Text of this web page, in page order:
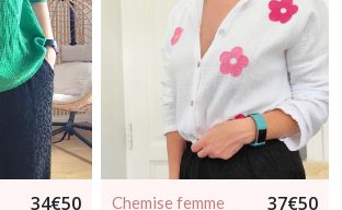
34€50 Chemise femme 37€50